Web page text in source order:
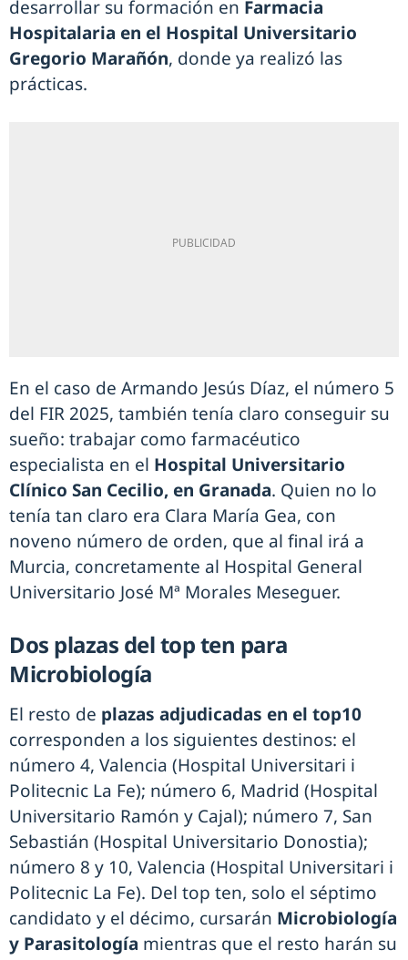
desarrollar su formación en Farmacia
Hospitalaria en el Hospital Universitario
Gregorio Marañón, donde ya realizó las
prácticas.
En el caso de Armando Jesús Díaz, el número 5
del FIR 2025, también tenía claro conseguir su
sueño: trabajar como farmacéutico
especialista en el Hospital Universitario
Clínico San Cecilio, en Granada. Quien no lo
tenía tan claro era Clara María Gea, con
noveno número de orden, que al final irá a
Murcia, concretamente al Hospital General
Universitario José Mª Morales Meseguer.
Dos plazas del top ten para
Microbiología
El resto de plazas adjudicadas en el top10
corresponden a los siguientes destinos: el
número 4, Valencia (Hospital Universitari i
Politecnic La Fe); número 6, Madrid (Hospital
Universitario Ramón y Cajal); número 7, San
Sebastián (Hospital Universitario Donostia);
número 8 y 10, Valencia (Hospital Universitari i
Politecnic La Fe). Del top ten, solo el séptimo
candidato y el décimo, cursarán Microbiología
y Parasitología mientras que el resto harán su